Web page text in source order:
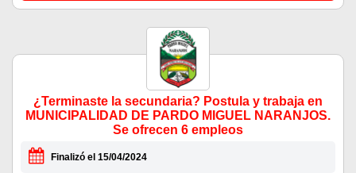
¿Terminaste la secundaria? Postula y trabaja en
MUNICIPALIDAD DE PARDO MIGUEL NARANJOS.
Se ofrecen 6 empleos
Finalizó el 15/04/2024